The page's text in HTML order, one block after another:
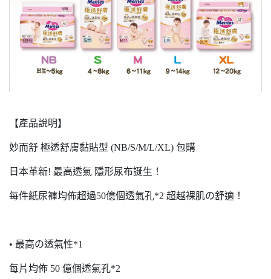
【產品說明】
妙而舒 極透舒膚黏貼型 (NB/S/M/L/XL) 包購
日本革新! 最高透氣 隱形尿布誕生！
每件紙尿褲均佈超過50億個透氣孔*2 超越裸肌の舒適！
• 最高の透氣性*1
每片均佈 50 億個透氣孔*2